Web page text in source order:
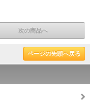
次の商品へ
ページの先頭へ戻る